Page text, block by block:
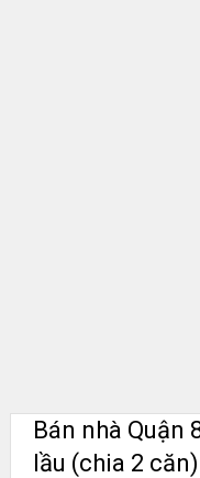
Bán nhà Quận
lầu (chia 2